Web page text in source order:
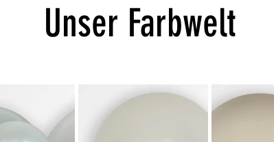
Unser Farbwelt